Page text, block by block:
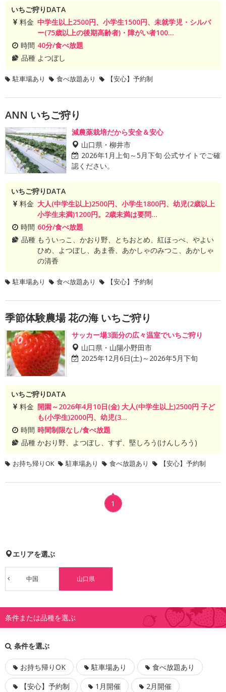
いちご狩りDATA
料金 中学生以上2500円、小学生1500円、未就学児・シルバ
ー(75歳以上の後期高齢者)・障がい者100...
時間 40分/食べ放題
品種 よつぼし
駐車場あり 食べ放題あり 【安心】予約制
ANN いちご狩り
減農薬栽培だから安全＆安心
山口県・柳井市
2026年1月上旬～5月下旬 公式サイトでご確
認ください。
いちご狩りDATA
料金 大人(中学生以上)2500円、小学生1800円、幼児(2歳以上
小学生未満)1200円。2歳未満は要問...
時間 60分/食べ放題
品種 もういっこ、かおり野、とちおとめ、紅ほっぺ、やよい
ひめ、よつぼし、あま香、あかしゃのみつこ、あかしゃ
の清香
駐車場あり 食べ放題あり 【安心】予約制
季節体験農場 花の海 いちご狩り
サッカー場3面分の広々温室でいちご狩り
山口県・山陽小野田市
2025年12月6日(土)～2026年5月下旬
いちご狩りDATA
料金 開園～2026年4月10日(金) 大人(中学生以上)2500円 子ど
も(小学生)2000円、幼児(3...
時間 時間制限なし/食べ放題
品種 かおり野、よつぼし、すず、堅しろう(けんしろう)
お持ち帰りOK 駐車場あり 食べ放題あり 【安心】予約制
1
エリアを選ぶ
中国 山口県
条件または品種を選ぶ
条件を選ぶ
お持ち帰りOK 駐車場あり
食べ放題あり
【安心】予約制
1月開催 2月開催